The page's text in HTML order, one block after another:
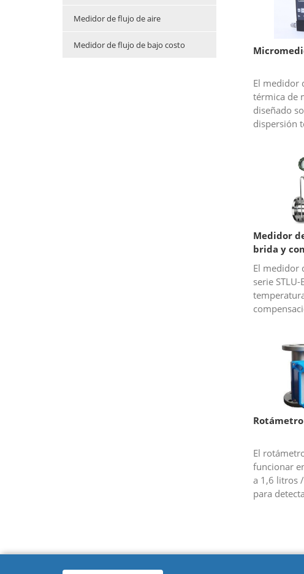
Medidor de flujo de aire
Medidor de flujo de bajo costo
El medidor
térmica de
diseñado
dispersión
flujo muy...
Medidor
brida y
El medidor
serie
(vapor
El
funcionar
a 1,6 litros
para